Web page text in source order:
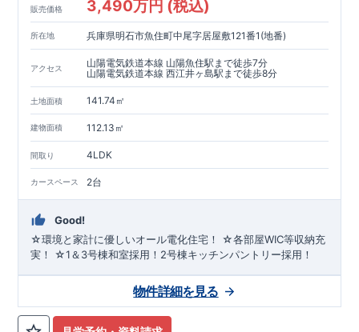
販売価格 3,490万円 (税込)
所在地 兵庫県明石市魚住町中尾字居屋敷121番1(地番)
アクセス
山陽電気鉄道本線 山陽魚住駅まで徒歩7分
山陽電気鉄道本線 西江井ヶ島駅まで徒歩8分
土地面積 141.74㎡
建物面積 112.13㎡
間取り 4LDK
カースペース 2台
Good!
☆環境と家計に優しいオール電化住宅！ ☆各部屋WIC等収納充
実！ ☆1＆3号棟和室採用！2号棟キッチンパントリー採用！
物件詳細を見る